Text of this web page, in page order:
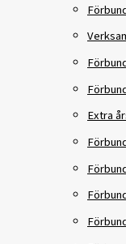
Extra